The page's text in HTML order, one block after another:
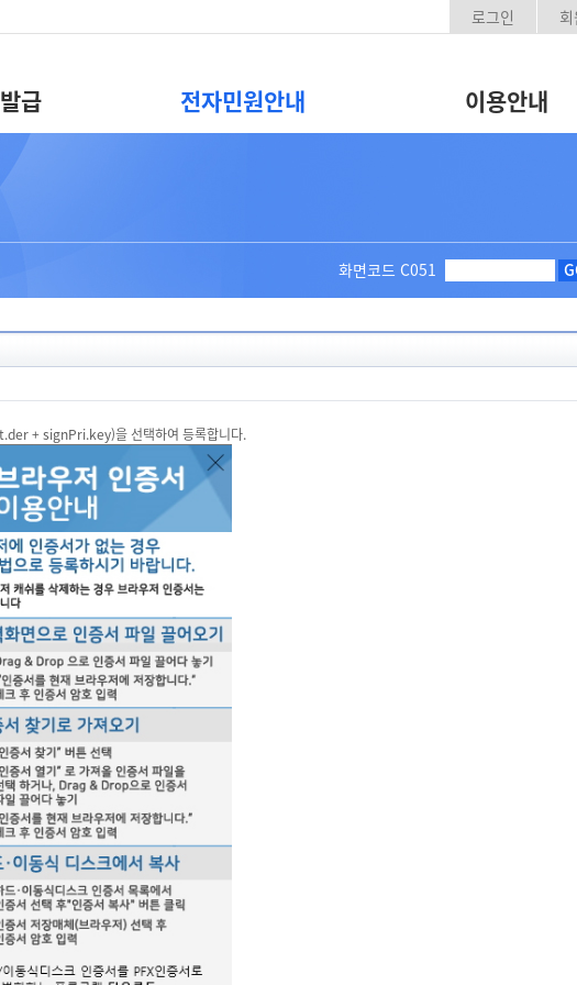
로그인
급 전자민원안내 이용안내
화면코드 C051
+ signPri.key)을 선택하여 등록합니다.